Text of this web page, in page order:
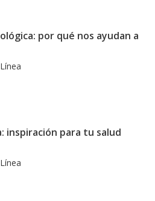
por qué nos ayudan a
inspiración para tu salud